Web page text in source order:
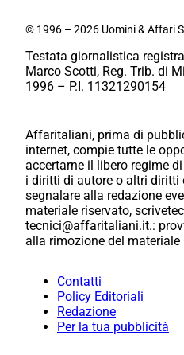
© 1996 – 2026 Uomini & Affari
Testata giornalistica
Marco Scotti, Reg. Trib. di
1996 – P.I. 11321290154
Affaritaliani, prima di
internet, compie tutte le
accertarne il libero regime
i diritti di autore o altri diritti
segnalare alla redazione
materiale riservato,
tecnici@affaritaliani.it.:
alla rimozione del
Contatti
Policy Editoriali
Redazione
Per la tua pubblicità